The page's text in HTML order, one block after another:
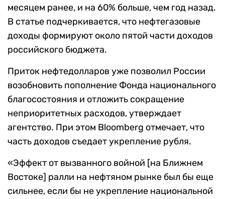
месяцем ранее, и на 60% больше, чем год назад.
В статье подчеркивается, что нефтегазовые
доходы формируют около пятой части доходов
российского бюджета.
Приток нефтедолларов уже позволил России
возобновить пополнение Фонда национального
благосостояния и отложить сокращение
неприоритетных расходов, утверждает
агентство. При этом Bloomberg отмечает, что
часть доходов съедает укрепление рубля.
«Эффект от вызванного войной [на Ближнем
Востоке] ралли на нефтяном рынке был бы еще
сильнее, если бы не укрепление национальной